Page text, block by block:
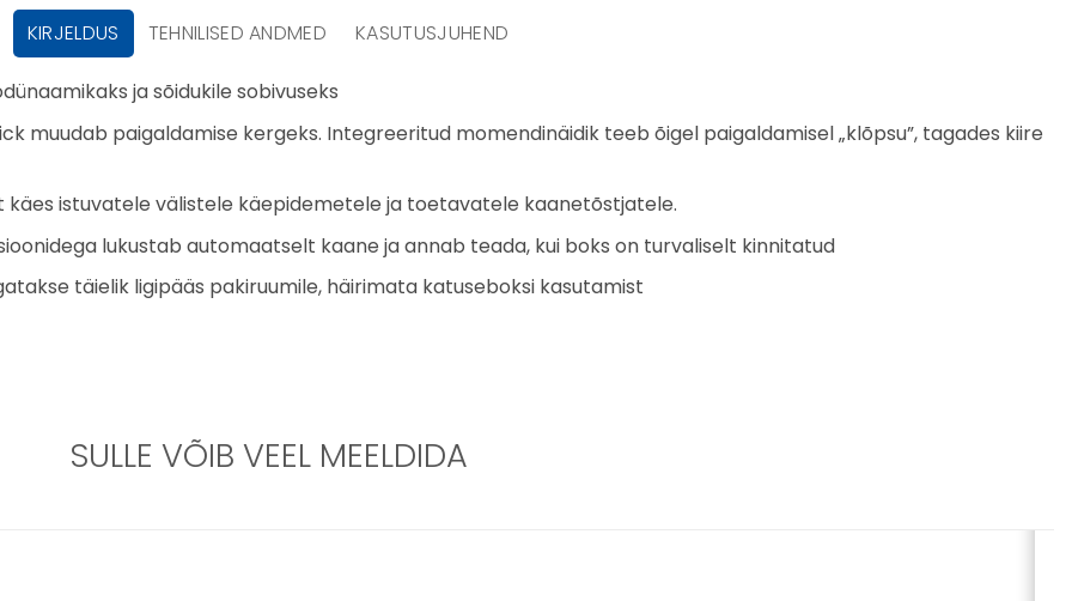
KIRJELDUS TEHNILISED ANDMED KASUTUSJUHEND
ja sõidukile sobivuseks
muudab paigaldamise kergeks. Integreeritud momendinäidik teeb õigel paigaldamisel „klõpsu”, tagades kiire
istuvatele välistele käepidemetele ja toetavatele kaanetõstjatele.
lukustab automaatselt kaane ja annab teada, kui boks on turvaliselt kinnitatud
täielik ligipääs pakiruumile, häirimata katuseboksi kasutamist
SULLE VÕIB VEEL MEELDIDA